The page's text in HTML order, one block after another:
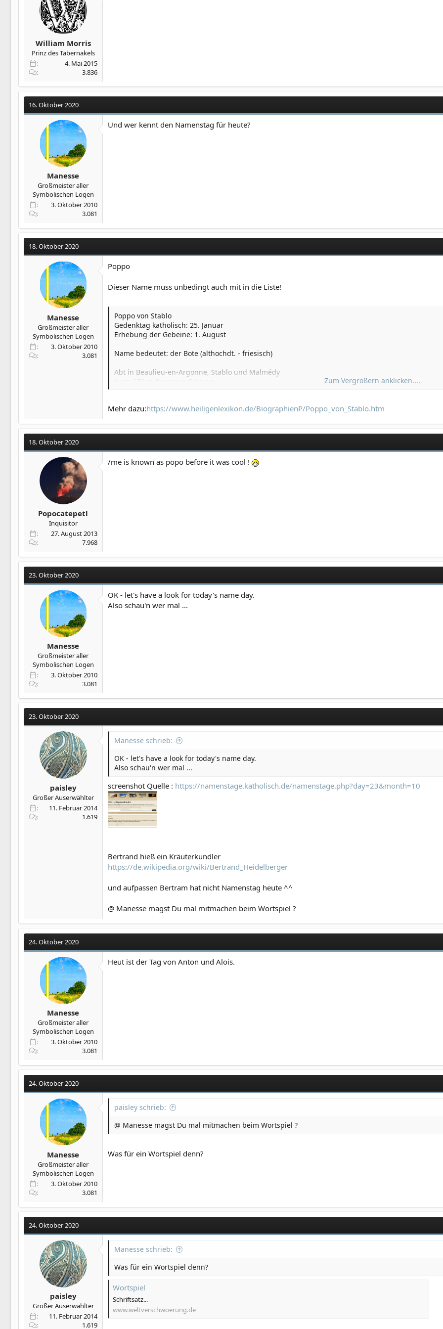
William Morris
Prinz des Tabernakels
4. Mai 2015
3.836
16. Oktober 2020
Manesse
Großmeister aller
Symbolischen Logen
3. Oktober 2010
3.081
Und wer kennt den Namenstag für heute?
18. Oktober 2020
Manesse
Großmeister aller
Symbolischen Logen
3. Oktober 2010
3.081
Poppo
Dieser Name muss unbedingt auch mit in die Liste!
Poppo von Stablo
Gedenktag katholisch: 25. Januar
Erhebung der Gebeine: 1. August
Name bedeutet: der Bote (althochdt. - friesisch)
Abt in Beaulieu-en-Argonne, Stablo und Malmédy
Zum Vergrößern anklicken....
Mehr dazu:https://www.heiligenlexikon.de/BiographienP/Poppo_von_Stablo.htm
18. Oktober 2020
Popocatepetl
Inquisitor
27. August 2013
7.968
/me is known as popo before it was cool !
23. Oktober 2020
Manesse
Großmeister aller
Symbolischen Logen
3. Oktober 2010
3.081
OK - let's have a look for today's name day.
Also schau'n wer mal ...
23. Oktober 2020
paisley
Großer Auserwählter
11. Februar 2014
1.619
Manesse schrieb:
OK - let's have a look for today's name day.
Also schau'n wer mal ...
screenshot Quelle : https://namenstage.katholisch.de/namenstage.php?day=23&month=10
Bertrand hieß ein Kräuterkundler
https://de.wikipedia.org/wiki/Bertrand_Heidelberger
und aufpassen Bertram hat nicht Namenstag heute ^^
@ Manesse magst Du mal mitmachen beim Wortspiel ?
24. Oktober 2020
Manesse
Großmeister aller
Symbolischen Logen
3. Oktober 2010
3.081
Heut ist der Tag von Anton und Alois.
24. Oktober 2020
Manesse
Großmeister aller
Symbolischen Logen
3. Oktober 2010
3.081
paisley schrieb:
@ Manesse magst Du mal mitmachen beim Wortspiel ?
Was für ein Wortspiel denn?
24. Oktober 2020
paisley
Großer Auserwählter
11. Februar 2014
1.619
Manesse schrieb:
Was für ein Wortspiel denn?
Wortspiel
Schriftsatz...
www.weltverschwoerung.de